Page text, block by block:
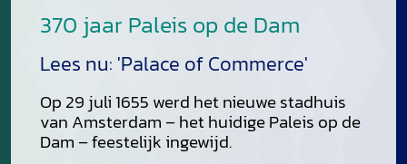
370 jaar Paleis op de Dam
Lees nu: 'Palace of Commerce'
Op 29 juli 1655 werd het nieuwe stadhuis
van Amsterdam – het huidige Paleis op de
Dam – feestelijk ingewijd.